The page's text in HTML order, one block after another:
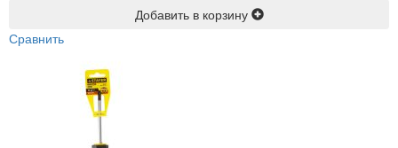
Добавить в корзину
Сравнить